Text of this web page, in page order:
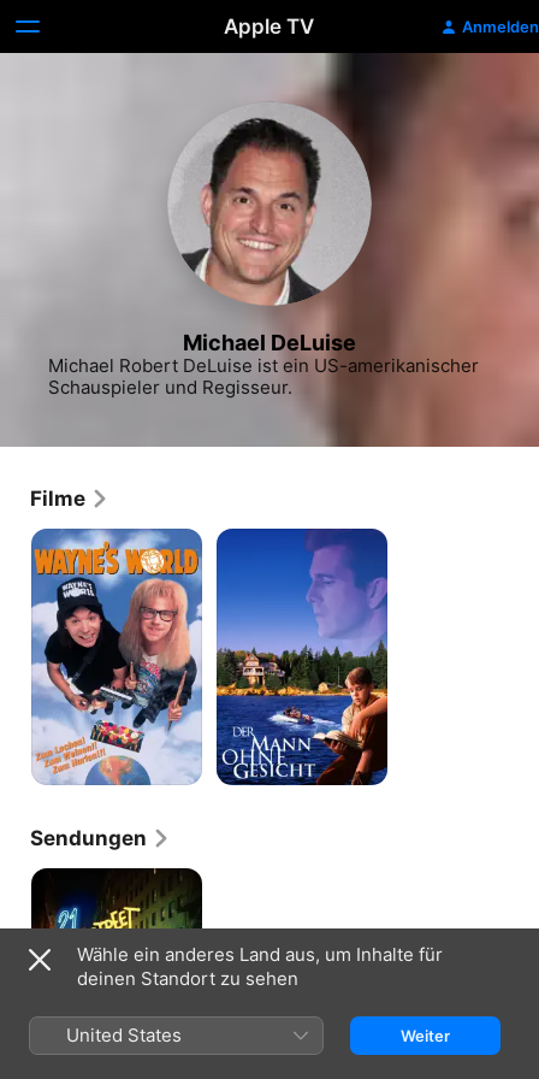
Apple TV Anmelden
Michael DeLuise
Michael Robert DeLuise ist ein US-amerikanischer
Schauspieler und Regisseur.
Filme
Wayne's
World
Der
Sendungen
21
Jump
Street
Wähle ein anderes Land aus, um Inhalte für
deinen Standort zu sehen
United States Weiter